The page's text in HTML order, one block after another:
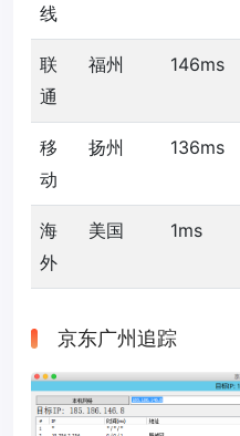
线
联
通
福州 146ms
移
动
扬州 136ms
海
外
美国 1ms
京东广州追踪